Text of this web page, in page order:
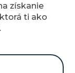
získanie
ti ako